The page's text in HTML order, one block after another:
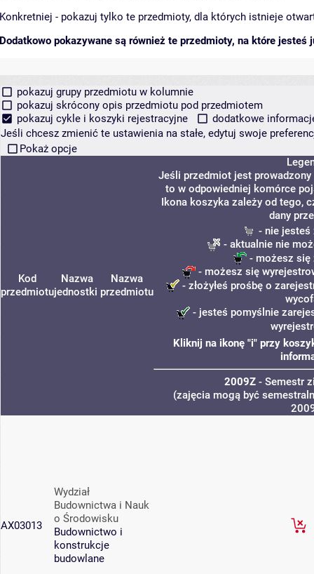
Konkretniej - pokazuj tylko te przedmioty, dla których istnieje
Dodatkowo pokazywane są również te przedmioty, na które jesteś
pokazuj grupy przedmiotu w kolumnie
pokazuj skrócony opis przedmiotu pod przedmiotem
pokazuj cykle i koszyki rejestracyjne
dodatkowe
Jeśli chcesz zmienić te ustawienia na stałe, edytuj swoje
Pokaż opcje
Kod
przedmiotu
Nazwa
jednostki
Nazwa
przedmiotu
Jeśli przedmiot jest
to w odpowiedniej komórce
Ikona koszyka zależy od tego,
dany
- nie jesteś
- aktualnie nie
- możesz się
- możesz się
- złożyłeś prośbę o
- jesteś pomyślnie
Kliknij na ikonę "i" przy
2009Z - Semestr
(zajęcia mogą być
AX03013
Wydział
Budownictwa i Nauk
o Środowisku
Budownictwo i
konstrukcje
budowlane